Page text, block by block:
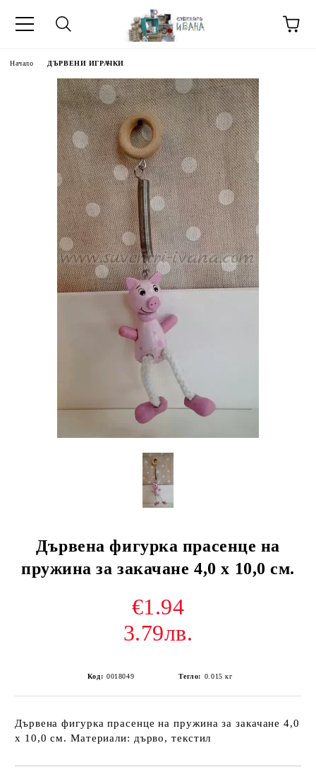
Начало ДЪРВЕНИ ИГРАЧКИ
Дървена фигурка прасенце на
пружина за закачане 4,0 х 10,0 см.
€1.94
3.79лв.
Код: 0018049 Тегло: 0.015 кг
Дървена фигурка прасенце на пружина за закачане 4,0
х 10,0 см. Материали: дърво, текстил